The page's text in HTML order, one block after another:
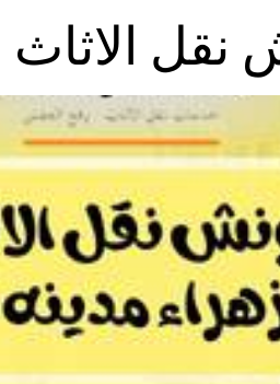
نقل الاثاث